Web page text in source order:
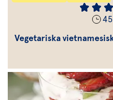
45
Vegetariska